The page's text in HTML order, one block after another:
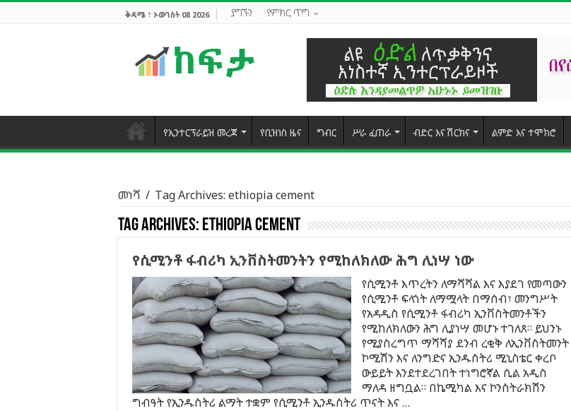
ቅዳሜ ፣ ኦውገስት 08 2026 ያግኙን የምክር ጥግ
የኢንተርፕራይዝ መረጃ የቢዝነስ ዜና ግብር ሥራ ፈጠራ ብድር እና ሽርክና ልምድ እና ተሞክሮ
መነሻ / Tag Archives: ethiopia cement
Tag Archives: ethiopia cement
የሲሚንቶ ፋብሪካ ኢንቨስትመንትን የሚከለክለው ሕግ ሊነሣ ነው
የሲሚንቶ እጥረትን ለማሻሻል እና እያደገ የመጣውን
የሲሚንቶ ፍላጎት ለማሟላት በማሰብ፣ መንግሥት
የአዳዲስ የሲሚንቶ ፋብሪካ ኢንቨስትመንቶችን
የሚከለክለውን ሕግ ሊያነሣ መሆኑ ተገለጸ። ይህንኑ
የሚያስረግጥ ማሻሻያ ደንብ ረቂቅ ለኢንቨስትመንት
ኮሚሽን እና ለንግድና ኢንዱስትሪ ሚኒስቴር ቀረቦ
ውይይት እንደተደረገበት ተነግሮኛል ሲል አዲስ
ማለዳ ዘግቧል። በኬሚካል እና ኮንስትራክሽን
ግብዓት የኢንዱስትሪ ልማት ተቋም የሲሚንቶ ኢንዱስትሪ ጥናት እና …